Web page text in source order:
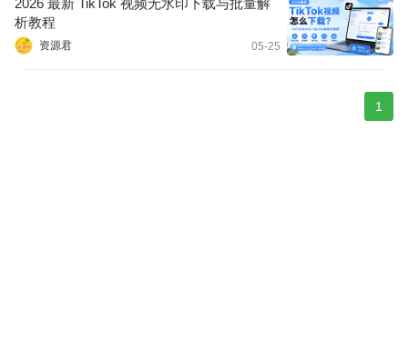
2026 最新 TikTok 视频无水印下载与批量解
析教程
资源君 05-25
1